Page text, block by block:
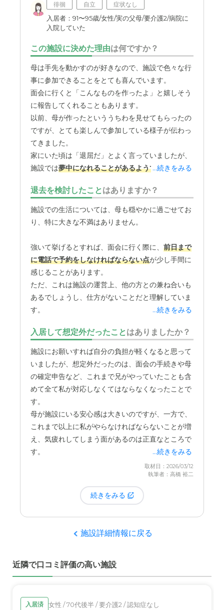
介護医療サービスについて
リハビリなど、なるべく筋力が落ちないようにしっかりし
てもらえる所が良いのではないかと思った。
近隣環境や交通アクセスについて
外の環境は静かな所で、買い物できる所の選択肢がなるべ
く多いほうが良いのかなと思った。
料金費用について
年金の範囲内で済む所が良い。サービスなどが良くてもお
金がかかりすぎると長く施設にいられないから。
徘徊 自立 症状なし
入居者：91〜95歳/女性/実の父母/要介護2/病院に
入院していた
この施設に決めた理由は何ですか？
母は手先を動かすのが好きなので、施設で色々な行
事に参加できることをとても喜んでいます。
面会に行くと「こんなものを作ったよ」と嬉しそう
に報告してくれることもあります。
以前、母が作ったといううちわを見せてもらったの
ですが、とても楽しんで参加している様子が伝わっ
てきました。
家にいた頃は「退屈だ」とよく言っていましたが、
施設では夢中になれることがあるようで、本人にと
方々が、母の様子をとてもよく見てくださっている
と感じます。
面会に行くと、母が「（スタッフさんが）よく声を
身に接してくださっているのだなと分かります。
また、母が髪を染めたいと言っていることなど、些
細なことでもきちんと私に連絡・相談してくださる
ので、安心して任せられます。
面会の際にコーヒーやおやつを用意してくださる心
遣いも、とてもありがたいです。高齢ですし、高血
選ぶ上でとても重要でした。
こちらの施設は隣に病院があり、月に2回、お医者
さんが往診に来てくださいます。
何か体調に変化があったときでも、すぐに専門家が
見てくれるという環境は、家族にとって何よりの安
心材料です。
病院がすぐ隣にあるというのは、本当に心強いで
す。
...続きをみる
退去を検討したことはありますか？
施設での生活については、母も穏やかに過ごせてお
り、特に大きな不満はありません。
強いて挙げるとすれば、面会に行く際に、 前日まで
に電話で予約をしなければならない点が少し手間に
感じることがあります。
ただ、これは施設の運営上、他の方との兼ね合いも
あるでしょうし、仕方がないことだと理解していま
す。
一度だけ、費用面で退去を考えたことがありまし
た。
当初、持ち家があると生活保護が受けられないと聞
き、このままでは費用が払えなくなってしまうと心
配になったのです。
幸い、親戚が実家を買い取ってくれたおかげで金銭
的な問題は解決し、退去せずに済みました。
施設のサービス自体に不満があって退去を考えたわ
けではありません。
...続きをみる
入居して想定外だったことはありましたか？
施設にお願いすれば自分の負担が軽くなると思って
いましたが、想定外だったのは、面会の手続きや母
の確定申告など、これまで兄がやっていたことも含
めて全て私が対応しなくてはならなくなったことで
す。
母が施設にいる安心感は大きいのですが、一方で、
これまで以上に私がやらなければならないことが増
え、気疲れしてしまう面があるのは正直なところで
す。
...続きをみる
取材日：2026/03/12
執筆者：高橋 裕二
続きをみる
施設詳細情報に戻る
近隣で口コミ評価の高い施設
入居済 女性 / 70代後半 / 要介護2 / 認知症なし